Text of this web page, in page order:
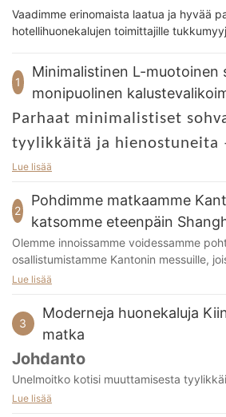
Vaadimme erinomaista laatua ja hyvää
hotellihuonekalujen toimittajille
1
Minimalistinen L-muotoinen
monipuolinen
huonekokoihin
Parhaat minimalistiset
tyylikkäitä ja hienostuneita
moderneja tai spartalaisia,
tasapainoisia klassisine
sopivat luonnollisesti mihin
muotoilun estetiikkaan.
etusijalla harkittu
kulumistamme sen sijaan,
näyttäviin visuaaleihin
tekemiseksi.
Minimalismin
Lue lisää
2
Pohdimme matkaamme
katsomme eteenpäin
huonekalunäyttelyyn
Olemme innoissamme voidessamme
osallistumistamme Kantonin messuille,
uusimman kokoelmamme hienoja
kumppaneiden ja alan ammattilaisten
Koko messujen ajan osastomme herätti
suunnittelullaan, erinomaisella
sitoutumisellaan laatuun. Olemme
mahdollisuudesta esitellä tuotteitamme
Lue lisää
3
Moderneja huonekaluja
matka
Johdanto
Unelmoitko kotisi muuttamisesta
huonekaluilla? Kiinalaiset modernit
Lue lisää